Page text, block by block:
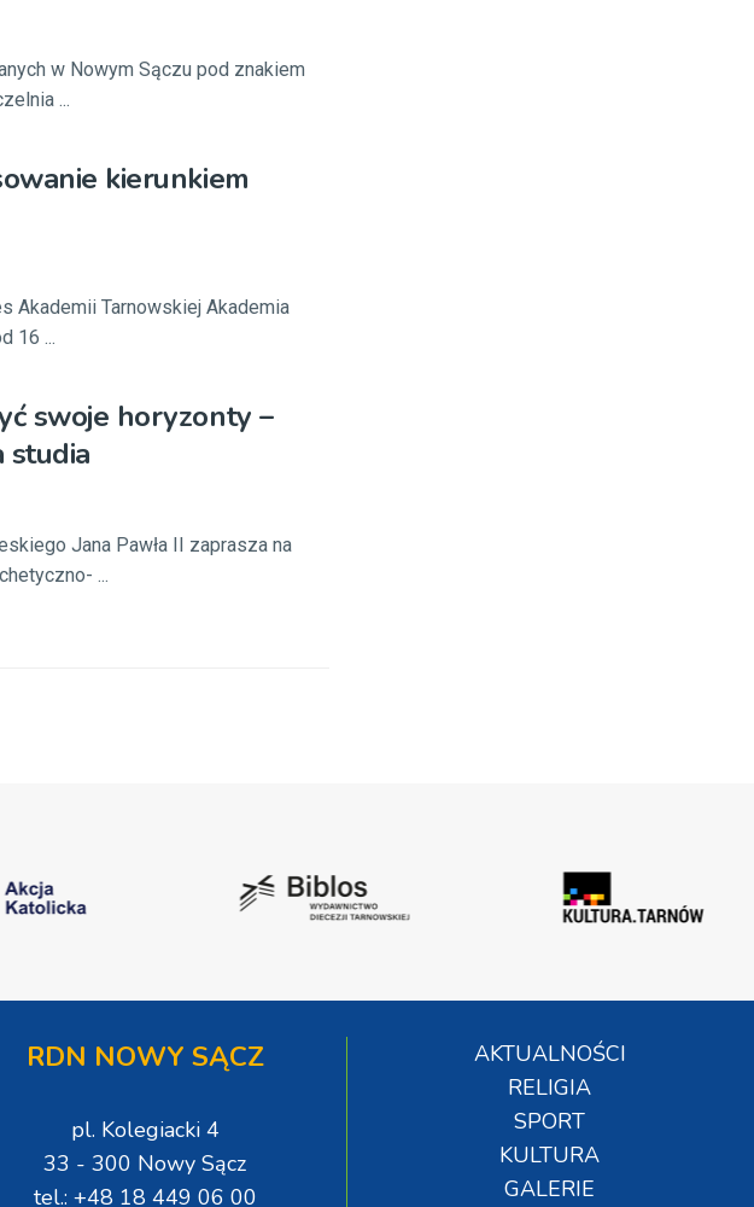
w Nowym Sączu pod znakiem
...
kierunkiem
Akademii Tarnowskiej Akademia
16 ...
swoje horyzonty –
studia
Jana Pawła II zaprasza na
...
RDN NOWY SĄCZ
pl. Kolegiacki 4
33 - 300 Nowy Sącz
tel.: +48 18 449 06 00
AKTUALNOŚCI
RELIGIA
SPORT
KULTURA
GALERIE